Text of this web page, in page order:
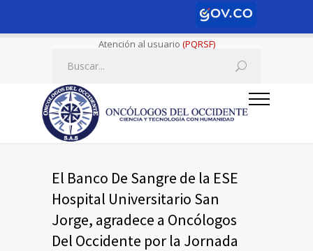
Atención al usuario (PQRSF)
El Banco De Sangre de la ESE
Hospital Universitario San
Jorge, agradece a Oncólogos
Del Occidente por la Jornada